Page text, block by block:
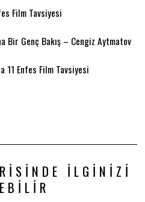
Film Tavsiyesi
Bir Genç Bakış – Cengiz Aytmatov
11 Enfes Film Tavsiyesi
İLGINIZI